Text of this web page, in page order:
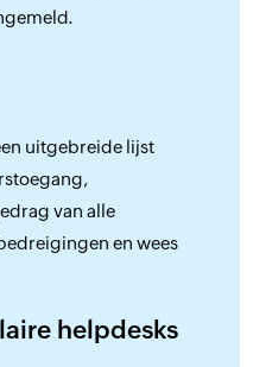
uitgebreide lijst
van alle
en wees
helpdesks